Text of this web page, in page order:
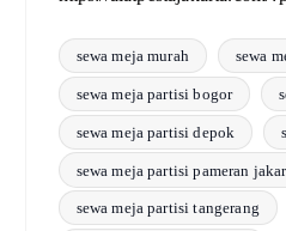
sewa meja murah sewa
sewa meja partisi bogor
sewa meja partisi depok
sewa meja partisi pameran
sewa meja partisi tangerang